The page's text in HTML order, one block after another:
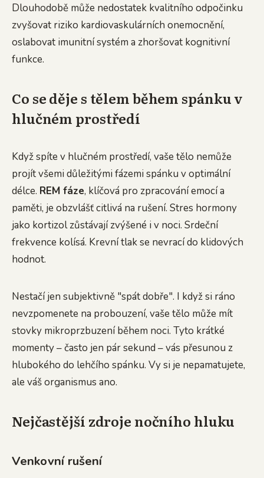
Dlouhodobě může nedostatek kvalitního odpočinku
zvyšovat riziko kardiovaskulárních onemocnění,
oslabovat imunitní systém a zhoršovat kognitivní
funkce.
Co se děje s tělem během spánku v
hlučném prostředí
Když spíte v hlučném prostředí, vaše tělo nemůže
projít všemi důležitými fázemi spánku v optimální
délce. REM fáze, klíčová pro zpracování emocí a
paměti, je obzvlášť citlivá na rušení. Stres hormony
jako kortizol zůstávají zvýšené i v noci. Srdeční
frekvence kolísá. Krevní tlak se nevrací do klidových
hodnot.
Nestačí jen subjektivně "spát dobře". I když si ráno
nevzpomenete na probouzení, vaše tělo může mít
stovky mikroprzbuzení během noci. Tyto krátké
momenty – často jen pár sekund – vás přesunou z
hlubokého do lehčího spánku. Vy si je nepamatujete,
ale váš organismus ano.
Nejčastější zdroje nočního hluku
Venkovní rušení